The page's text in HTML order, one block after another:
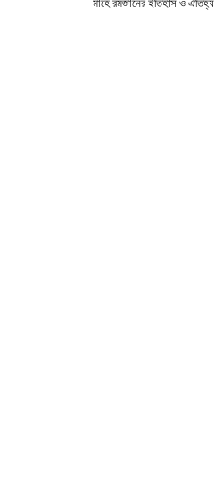
মাহে রমজানের ইতিহাস ও ঐতিহ্য